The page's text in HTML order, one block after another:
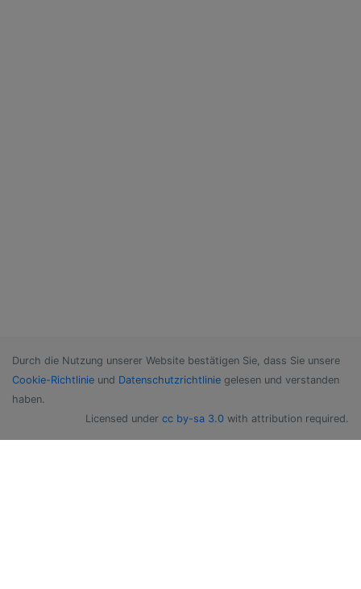
Durch die Nutzung unserer Website bestätigen Sie, dass Sie unsere
Cookie-Richtlinie und Datenschutzrichtlinie gelesen und verstanden
haben.
Licensed under cc by-sa 3.0 with attribution required.